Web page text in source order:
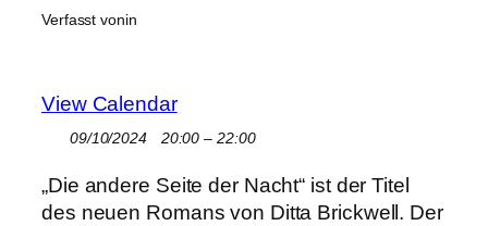
Verfasst vonin
View Calendar
09/10/2024 20:00 – 22:00
„Die andere Seite der Nacht“ ist der Titel
des neuen Romans von Ditta Brickwell. Der